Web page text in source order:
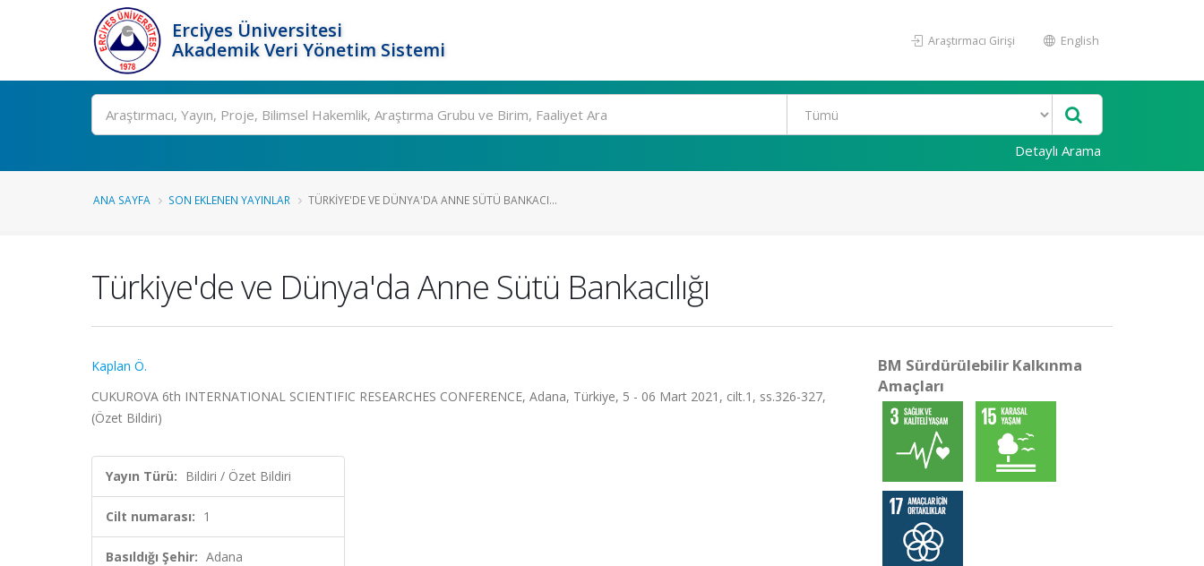
Erciyes Üniversitesi
Akademik Veri Yönetim Sistemi
Araştırmacı Girişi English
Ara
Detaylı Arama
ANA SAYFA SON EKLENEN YAYINLAR TÜRKIYE'DE VE DÜNYA'DA ANNE SÜTÜ BANKACI...
Türkiye'de ve Dünya'da Anne Sütü Bankacılığı
Kaplan Ö.
CUKUROVA 6th INTERNATIONAL SCIENTIFIC RESEARCHES CONFERENCE, Adana, Türkiye, 5 - 06 Mart 2021, cilt.1, ss.326-327,
(Özet Bildiri)
Yayın Türü: Bildiri / Özet Bildiri
Cilt numarası: 1
Basıldığı Şehir: Adana
BM Sürdürülebilir Kalkınma
Amaçları